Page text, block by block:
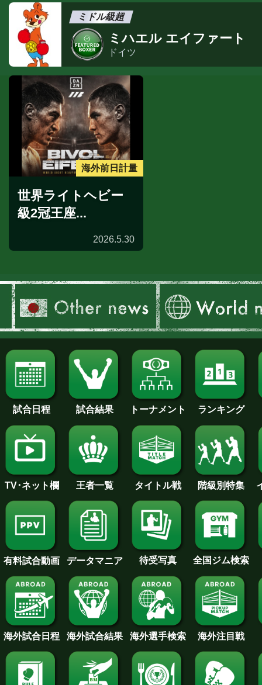
ミドル級超
ミハエル エイファート
ドイツ
海外前日計量
世界ライトヘビー
級2冠王座...
2026.5.30
試合日程 試合結果 トーナメント ランキング
TV･ネット欄 王者一覧 タイトル戦 階級別特集
有料試合動画 データマニア 待受写真 全国ジム検索
海外試合日程 海外試合結果 海外選手検索 海外注目戦